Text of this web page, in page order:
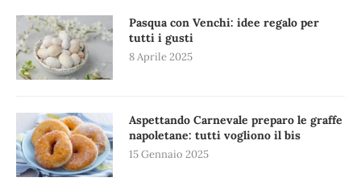
Pasqua con Venchi: idee regalo per
tutti i gusti
8 Aprile 2025
Aspettando Carnevale preparo le graffe
napoletane: tutti vogliono il bis
15 Gennaio 2025